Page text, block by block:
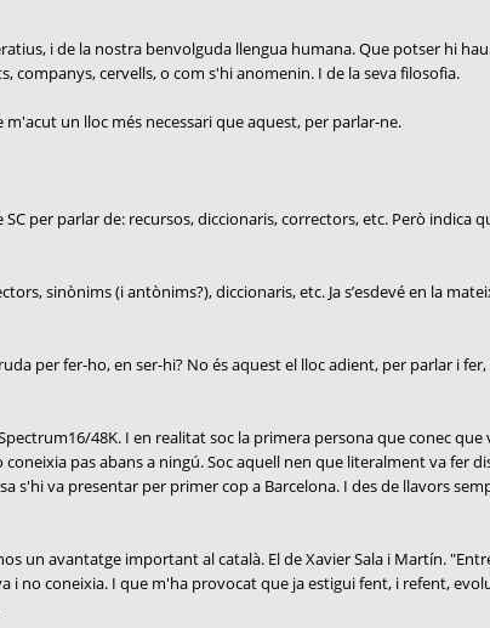
i de la nostra benvolguda llengua humana. Que potser hi
cervells, o com s'hi anomenin. I de la seva filosofia.
un lloc més necessari que aquest, per parlar-ne.
per parlar de: recursos, diccionaris, correctors, etc. Però indica
sinònims (i antònims?), diccionaris, etc. Ja s’esdevé en la
per fer-ho, en ser-hi? No és aquest el lloc adient, per parlar i
48K. I en realitat soc la primera persona que conec que
pas abans a ningú. Soc aquell nen que literalment va fer
va presentar per primer cop a Barcelona. I des de llavors
un avantatge important al català. El de Xavier Sala i Martín.
i no coneixia. I que m'ha provocat que ja estigui fent, i refent,